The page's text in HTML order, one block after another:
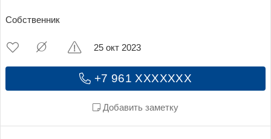
Собственник
+7 961 XXXXXXX
Добавить заметку
25 окт 2023